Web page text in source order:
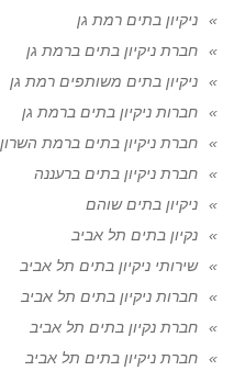
ניקיון בתים רמת גן
חברת ניקיון בתים ברמת גן
ניקיון בתים משותפים רמת גן
חברות ניקיון בתים ברמת גן
חברת ניקיון בתים ברמת השרון
חברת ניקיון בתים ברעננה
ניקיון בתים שוהם
נקיון בתים תל אביב
שירותי ניקיון בתים תל אביב
חברות ניקיון בתים תל אביב
חברת נקיון בתים תל אביב
חברת ניקיון בתים תל אביב